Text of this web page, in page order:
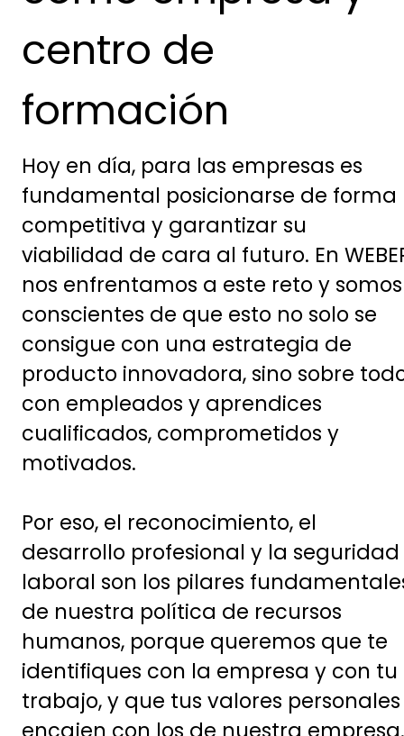
centro de
formación
Hoy en día, para las empresas es
fundamental posicionarse de forma
competitiva y garantizar su
viabilidad de cara al futuro. En
nos enfrentamos a este reto y somos
conscientes de que esto no solo se
consigue con una estrategia de
producto innovadora, sino sobre
con empleados y aprendices
cualificados, comprometidos y
motivados.
Por eso, el reconocimiento, el
desarrollo profesional y la seguridad
laboral son los pilares
de nuestra política de recursos
humanos, porque queremos que te
identifiques con la empresa y con tu
trabajo, y que tus valores personales